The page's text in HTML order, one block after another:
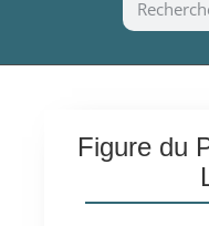
Figure du